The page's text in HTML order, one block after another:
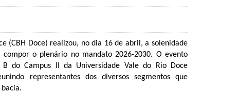
(CBH Doce) realizou, no dia 16 de abril, a solenidade
compor o plenário no mandato 2026-2030. O evento
do Campus II da Universidade Vale do Rio Doce
representantes dos diversos segmentos que